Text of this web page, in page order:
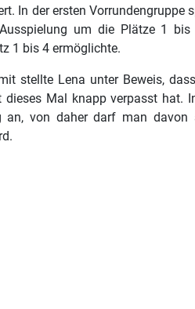
In der ersten Vorrundengruppe
um die Plätze 1 bis
1 bis 4 ermöglichte.
stellte Lena unter Beweis,
Mal knapp verpasst hat.
von daher darf man davon